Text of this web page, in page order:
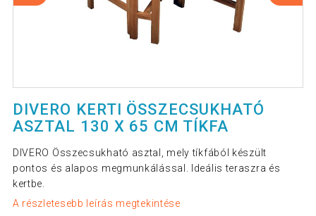
DIVERO KERTI ÖSSZECSUKHATÓ
ASZTAL 130 X 65 CM TÍKFA
DIVERO Összecsukható asztal, mely tíkfából készült
pontos és alapos megmunkálással. Ideális teraszra és
kertbe.
A részletesebb leírás megtekintése